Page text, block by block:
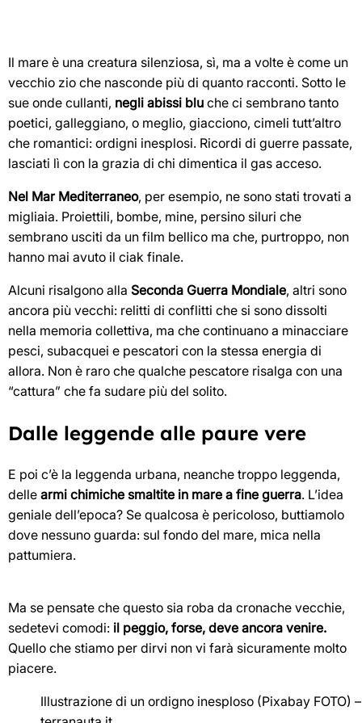
Il mare è una creatura silenziosa, sì, ma a volte è come un
vecchio zio che nasconde più di quanto racconti. Sotto le
sue onde cullanti, negli abissi blu che ci sembrano tanto
poetici, galleggiano, o meglio, giacciono, cimeli tutt’altro
che romantici: ordigni inesplosi. Ricordi di guerre passate,
lasciati lì con la grazia di chi dimentica il gas acceso.
Nel Mar Mediterraneo, per esempio, ne sono stati trovati a
migliaia. Proiettili, bombe, mine, persino siluri che
sembrano usciti da un film bellico ma che, purtroppo, non
hanno mai avuto il ciak finale.
Alcuni risalgono alla Seconda Guerra Mondiale, altri sono
ancora più vecchi: relitti di conflitti che si sono dissolti
nella memoria collettiva, ma che continuano a minacciare
pesci, subacquei e pescatori con la stessa energia di
allora. Non è raro che qualche pescatore risalga con una
“cattura” che fa sudare più del solito.
Dalle leggende alle paure vere
E poi c’è la leggenda urbana, neanche troppo leggenda,
delle armi chimiche smaltite in mare a fine guerra. L’idea
geniale dell’epoca? Se qualcosa è pericoloso, buttiamolo
dove nessuno guarda: sul fondo del mare, mica nella
pattumiera.
Ma se pensate che questo sia roba da cronache vecchie,
sedetevi comodi: il peggio, forse, deve ancora venire.
Quello che stiamo per dirvi non vi farà sicuramente molto
piacere.
Illustrazione di un ordigno inesploso (Pixabay FOTO) –